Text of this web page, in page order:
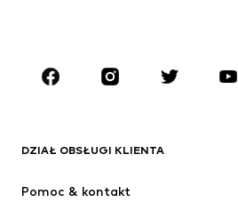
Akcesoria
Nowości
DZIAŁ OBSŁUGI KLIENTA
Pomoc & kontakt